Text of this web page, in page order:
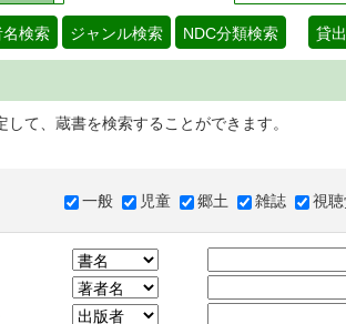
名検索 ジャンル検索 NDC分類検索 貸
して、蔵書を検索することができます。
一般 児童 郷土 雑誌 視